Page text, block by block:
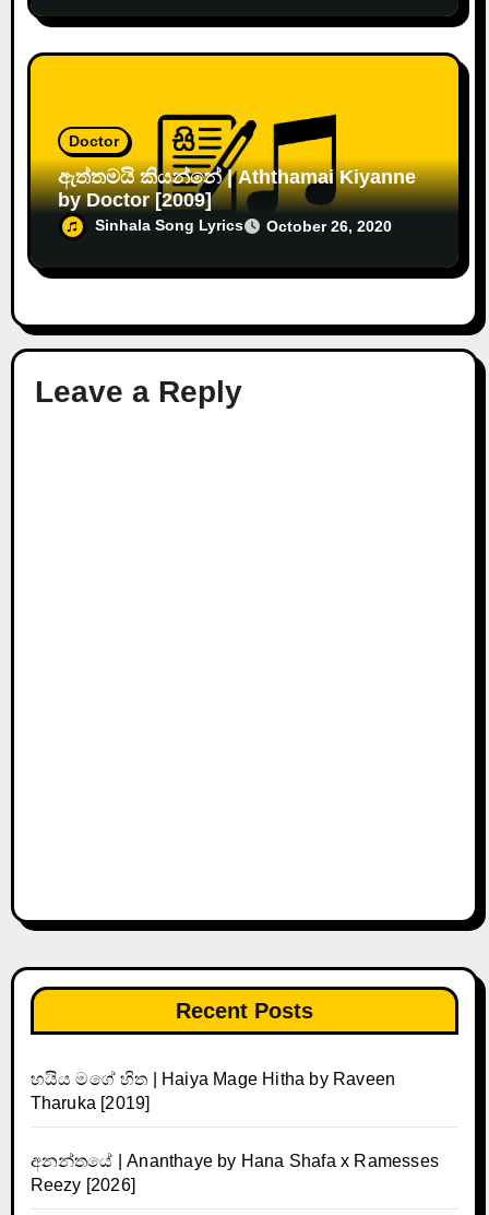
Doctor
ඇත්තමයි කියන්නේ | Aththamai Kiyanne
by Doctor [2009]
Sinhala Song Lyrics October 26, 2020
Leave a Reply
Recent Posts
හයිය මගේ හිත | Haiya Mage Hitha by Raveen
Tharuka [2019]
අනන්තයේ | Ananthaye by Hana Shafa x Ramesses
Reezy [2026]